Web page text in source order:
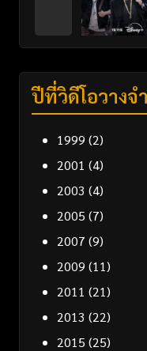
ปีที่วิดีโอวางจ
1999 (2)
2001 (4)
2003 (4)
2005 (7)
2007 (9)
2009 (11)
2011 (21)
2013 (22)
2015 (25)